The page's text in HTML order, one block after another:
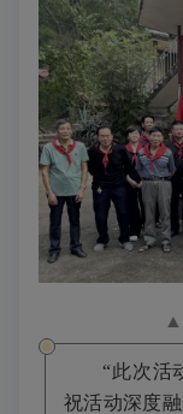
▲
“此次活
祝活动深度